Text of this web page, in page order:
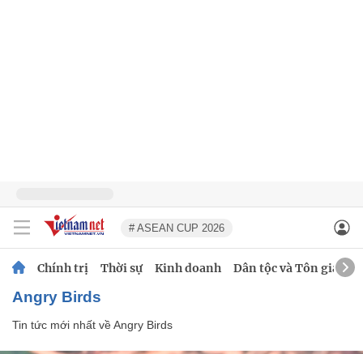
# ASEAN CUP 2026
Chính trị Thời sự Kinh doanh Dân tộc và Tôn giáo
Angry Birds
Tin tức mới nhất vềAngry Birds